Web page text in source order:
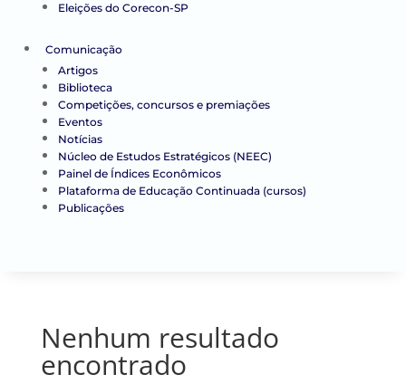
Eleições do Corecon-SP
Comunicação
Artigos
Biblioteca
Competições, concursos e premiações
Eventos
Notícias
Núcleo de Estudos Estratégicos (NEEC)
Painel de Índices Econômicos
Plataforma de Educação Continuada (cursos)
Publicações
Nenhum resultado
encontrado